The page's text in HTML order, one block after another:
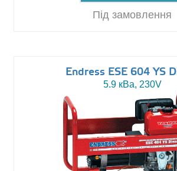
Під замовлення
Endress ESE 604 YS
5.9 кВа, 230V